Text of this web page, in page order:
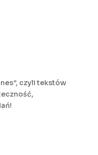
czyli tekstów